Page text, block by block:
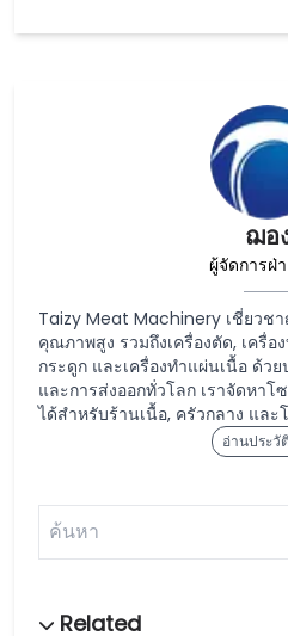
ฌอ
ผู้จัดการฝ่
Taizy Meat Machinery เชี่ยวช
คุณภาพสูง รวมถึงเครื่องตัด, เครื่อ
กระดูก และเครื่องทำแผ่นเนื้อ ด้ว
และการส่งออกทั่วโลก เราจัดหา
ได้สำหรับร้านเนื้อ, ครัวกลาง และ
อ่านประวั